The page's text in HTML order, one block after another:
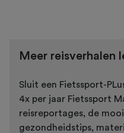
Meer reisverhalen
Sluit een Fietssport-
4x per jaar Fietssport
reisreportages, de
gezondheidstips,